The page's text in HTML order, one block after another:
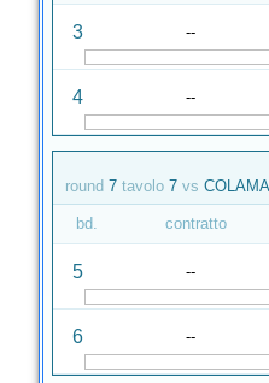
3 --
4 --
round 7 tavolo 7 vs
bd. contratto
5 --
6 --